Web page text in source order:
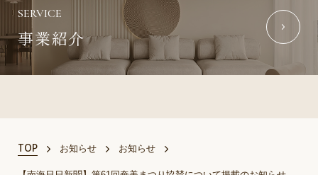
SERVICE
事業紹介
TOP お知らせ お知らせ